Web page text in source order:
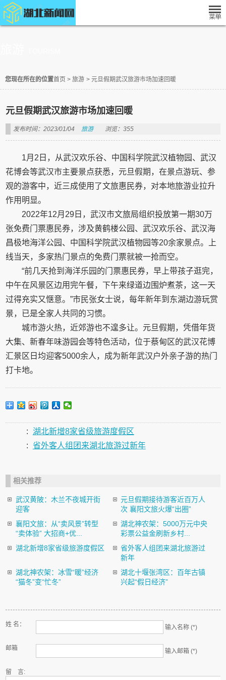
您现在所在的位置首页 > 旅游 > 元旦假期武汉旅游市场加速回暖
元旦假期武汉旅游市场加速回暖
发布时间：2023/01/04 旅游 浏览：355
1月2日，从武汉欢乐谷、中国科学院武汉植物园、武汉
花博会等武汉市主要景点获悉，元旦假期，在景点游玩、参
观的游客中，近三成使用了文旅惠民券，对本地旅游业拉升
作用明显。
2022年12月29日，武汉市文旅局组织投放第一期30万
张免费门票惠民券，涉及黄鹤楼公园、武汉欢乐谷、武汉海
昌极地海洋公园、中国科学院武汉植物园等20余家景点。上
线当天，多家热门景点的免费门票就被一抢而空。
“前几天抢到海洋乐园的门票惠民券，早上带孩子逛完，
中午在风景区边用完午餐，下午来绿道边围炉煮茶，这一天
过得充实又惬意。”市民张女士说，每年新年到东湖边游玩赏
景，已是全家人共同的习惯。
城市游火热，近郊游也不遑多让。元旦假期，凭借年货
大集、新春年味游园会等特色活动，位于蔡甸区的武汉花博
汇景区日均迎客5000余人，成为新年武汉户外亲子游的热门
打卡地。
: 湖北新增8家省级旅游度假区
: 省外客人组团来湖北旅游过新年
相关推荐
武汉黄陂：木兰不夜城开街
迎客
元旦假期接待游客近百万人
次 襄阳文旅火爆“出圈”
襄阳文旅：从“卖风景”转型
“卖体验” 大招商+优...
湖北神农架：5000万元中央
彩票公益金刷新乡村...
湖北新增8家省级旅游度假区
省外客人组团来湖北旅游过
新年
湖北神农架：冰雪“暖”经济
“猫冬”变“忙冬”
湖北十堰张湾区：百年古镇
兴起“假日经济”
姓 名： 输入名称 (*)
邮箱 输入邮箱 (*)
留 言: